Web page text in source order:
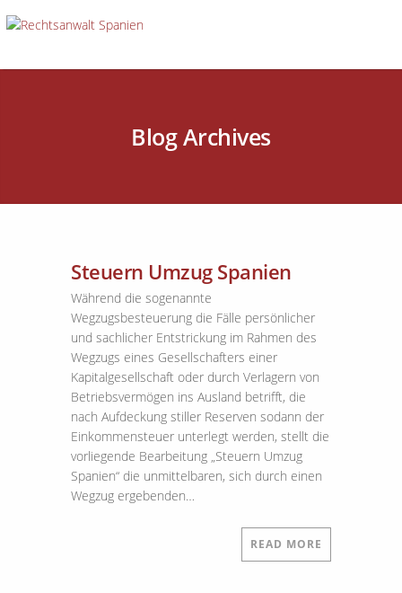
Blog Archives
Steuern Umzug Spanien
Während die sogenannte
Wegzugsbesteuerung die Fälle persönlicher
und sachlicher Entstrickung im Rahmen des
Wegzugs eines Gesellschafters einer
Kapitalgesellschaft oder durch Verlagern von
Betriebsvermögen ins Ausland betrifft, die
nach Aufdeckung stiller Reserven sodann der
Einkommensteuer unterlegt werden, stellt die
vorliegende Bearbeitung „Steuern Umzug
Spanien“ die unmittelbaren, sich durch einen
Wegzug ergebenden…
READ MORE